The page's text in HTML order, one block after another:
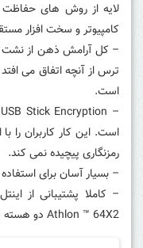
لایه از روش های حفاظت
کامپیوتر و سخت افزار
– کل آرامش ذهن از نشت
ترس از آنچه اتفاق می
است.
است. این کار کاربران را
رمزنگاری پیچیده نمی کند.
– بسیار آسان برای استفاده
Athlon ™ 64X2 دو هسته پردازنده؛